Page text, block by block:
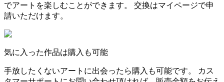
でアートを楽しむことができます。 交換はマイページで申
請いただけます。
気に入った作品は購入も可能
手放したくないアートに出会ったら購入も可能です。 カス